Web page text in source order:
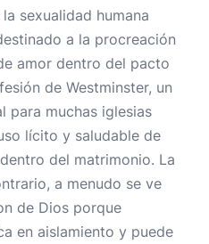
sexualidad humana
a la procreación
amor dentro del pacto
de Westminster, un
para muchas iglesias
lícito y saludable de
del matrimonio. La
a menudo se ve
de Dios porque
en aislamiento y puede